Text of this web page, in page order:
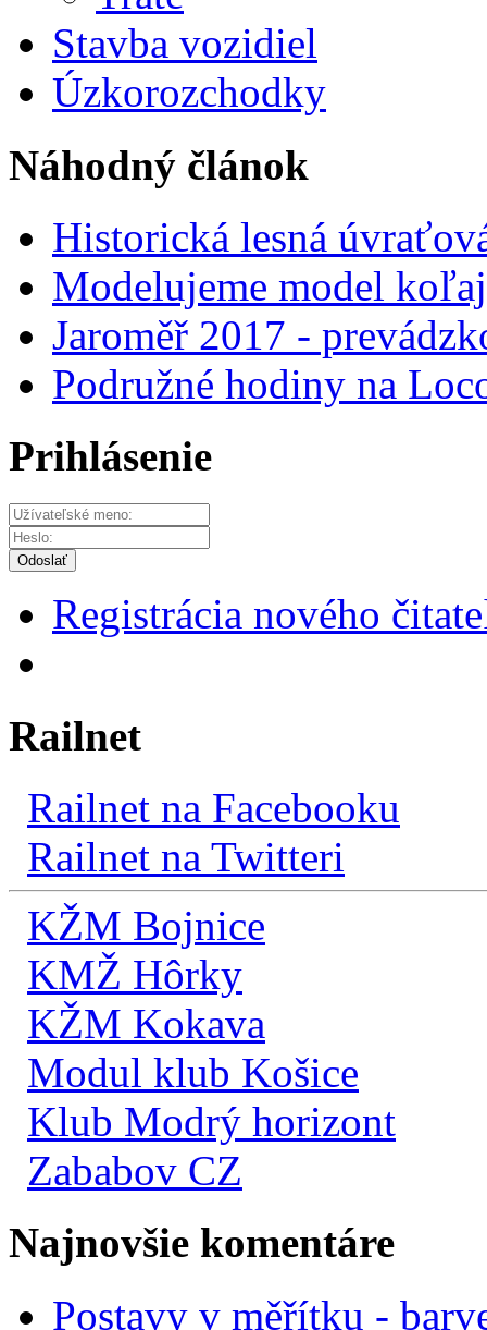
Stavba vozidiel
Úzkorozchodky
Náhodný článok
Historická lesná
Modelujeme model
Jaroměř 2017 -
Podružné hodiny na
Prihlásenie
Odoslať
Registrácia nového
Railnet
Railnet na Facebooku
Railnet na Twitteri
KŽM Bojnice
KMŽ Hôrky
KŽM Kokava
Modul klub Košice
Klub Modrý horizont
Zababov CZ
Najnovšie komentáre
Postavy v měřítku -